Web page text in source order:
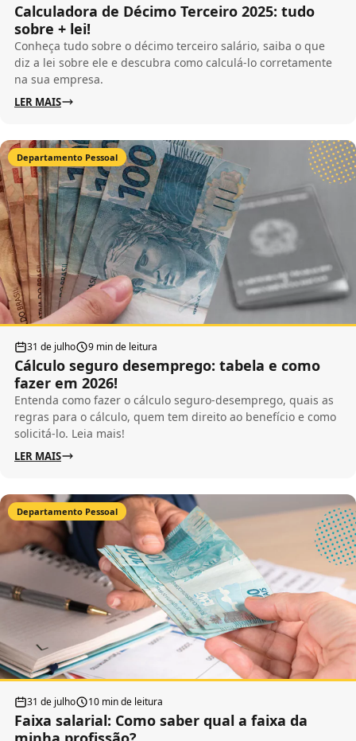
Calculadora de Décimo Terceiro 2025: tudo
sobre + lei!
Conheça tudo sobre o décimo terceiro salário, saiba o que
diz a lei sobre ele e descubra como calculá-lo corretamente
na sua empresa.
LER MAIS
Departamento Pessoal
31 de julho 9 min de leitura
Cálculo seguro desemprego: tabela e como
fazer em 2026!
Entenda como fazer o cálculo seguro-desemprego, quais as
regras para o cálculo, quem tem direito ao benefício e como
solicitá-lo. Leia mais!
LER MAIS
Departamento Pessoal
31 de julho 10 min de leitura
Faixa salarial: Como saber qual a faixa da